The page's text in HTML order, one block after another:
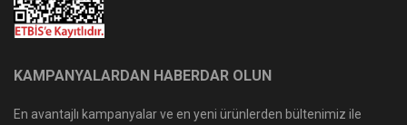
KAMPANYALARDAN HABERDAR OLUN
En avantajlı kampanyalar ve en yeni ürünlerden bültenimiz ile